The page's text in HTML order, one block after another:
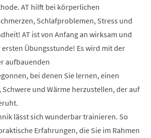
AT hilft bei körperlichen
Schlafproblemen, Stress und
AT ist von Anfang an wirksam und
Übungsstunde! Es wird mit der
aufbauenden
bei denen Sie lernen, einen
Schwere und Wärme herzustellen, der auf
lässt sich wunderbar trainieren. So
Erfahrungen, die Sie im Rahmen